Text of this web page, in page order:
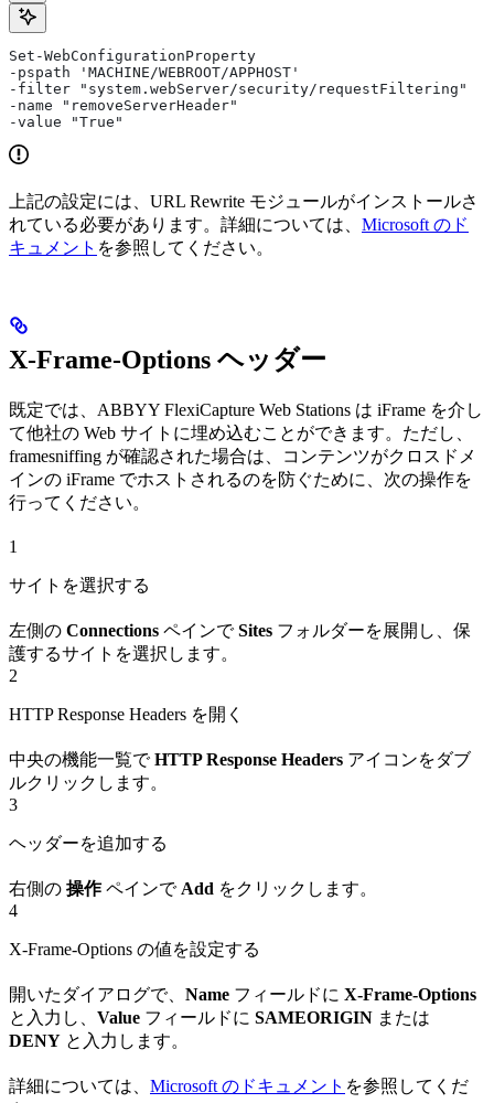
Set-WebConfigurationProperty
-pspath 'MACHINE/WEBROOT/APPHOST'
-filter "system.webServer/security/requestFiltering"
-name "removeServerHeader"
-value "True"
上記の設定には、URL Rewrite モジュールがインストールさ
れている必要があります。詳細については、 Microsoft のド
キュメント を参照してください。
X-Frame-Options ヘッダー
既定では、ABBYY FlexiCapture Web Stations は iFrame を介し
て他社の Web サイトに埋め込むことができます。ただし、
framesniffing が確認された場合は、コンテンツがクロスドメ
インの iFrame でホストされるのを防ぐために、次の操作を
行ってください。
1
サイトを選択する
左側の Connections ペインでSites フォルダーを展開し、保
護するサイトを選択します。
2
HTTP Response Headers を開く
中央の機能一覧でHTTP Response Headers アイコンをダブ
ルクリックします。
3
ヘッダーを追加する
右側の 操作ペインで Add をクリックします。
4
X-Frame-Options の値を設定する
開いたダイアログで、 Name フィールドに X-Frame-Options
と入力し、 Value フィールドに SAMEORIGIN または
DENY と入力します。
詳細については、 Microsoft のドキュメント を参照してくだ